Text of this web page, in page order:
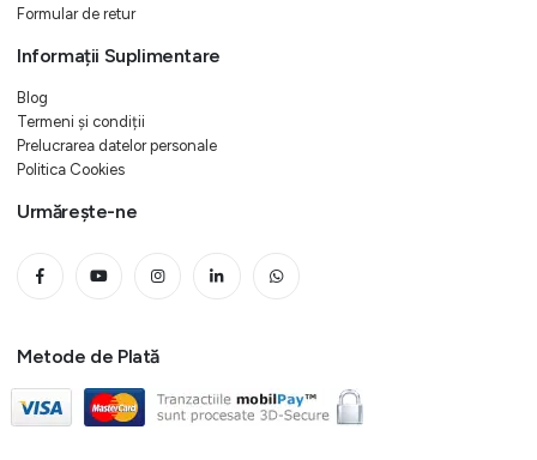
Formular de retur
Informații Suplimentare
Blog
Termeni și condiții
Prelucrarea datelor personale
Politica Cookies
Urmărește-ne
Metode de Plată